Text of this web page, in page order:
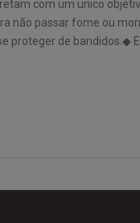
com um unico
não passar fome ou
proteger de bandidos.◆